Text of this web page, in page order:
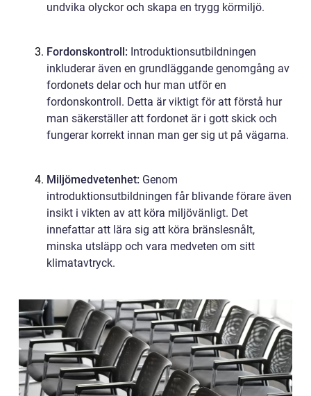
undvika olyckor och skapa en trygg körmiljö.
Fordonskontroll: Introduktionsutbildningen
inkluderar även en grundläggande genomgång av
fordonets delar och hur man utför en
fordonskontroll. Detta är viktigt för att förstå hur
man säkerställer att fordonet är i gott skick och
fungerar korrekt innan man ger sig ut på vägarna.
Miljömedvetenhet: Genom
introduktionsutbildningen får blivande förare även
insikt i vikten av att köra miljövänligt. Det
innefattar att lära sig att köra bränslesnålt,
minska utsläpp och vara medveten om sitt
klimatavtryck.